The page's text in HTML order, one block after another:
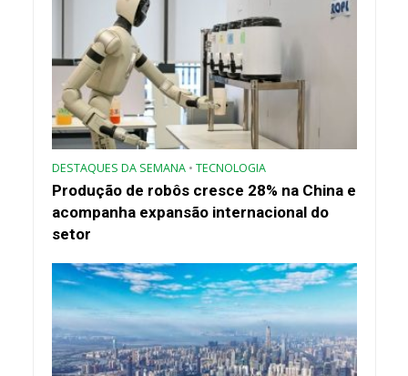
DESTAQUES DA SEMANA • TECNOLOGIA
Produção de robôs cresce 28% na China e
acompanha expansão internacional do
setor